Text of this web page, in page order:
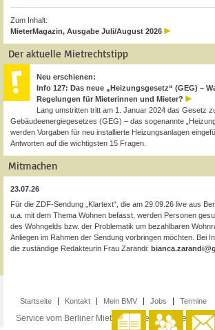
Zum Inhalt:
MieterMagazin, Ausgabe Juli/August 2026
Der aktuelle Mietrechtstipp
Neu erschienen:
Info 127: Das neue „Heizungsgesetz“ (GEG) –
Regelungen für Mieterinnen und Mieter?
Lang umstritten tritt am 1. Januar 2024 das Gesetz
Gebäudeenergiegesetzes (GEG) – das sogenannte
werden Vorgaben für neu installierte Heizungsanlagen
Antworten auf die wichtigsten 15 Fragen.
Mitmachen
23.07.26
Für die ZDF-Sendung „Klartext“, die am 29.09.26 live aus
u.a. mit dem Thema Wohnen befasst, werden Personen
des Wohngelds bzw. der Problematik um bezahlbaren
Anliegen im Rahmen der Sendung vorbringen möchten. Bei
die zuständige Redakteurin Frau Zarandi:
Startseite Kontakt Mein BMV Jobs Termine
Service vom Berliner Mieterverein e.V. ·Impressum·